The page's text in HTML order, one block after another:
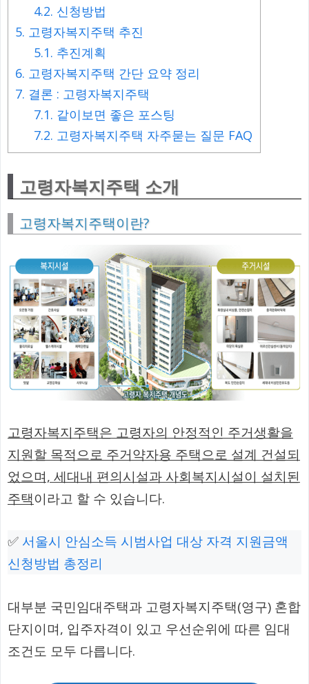
4.2. 신청방법
5. 고령자복지주택 추진
5.1. 추진계획
6. 고령자복지주택 간단 요약 정리
7. 결론 : 고령자복지주택
7.1. 같이보면 좋은 포스팅
7.2. 고령자복지주택 자주묻는 질문 FAQ
고령자복지주택 소개
고령자복지주택이란?
고령자복지주택은 고령자의 안정적인 주거생활을
지원할 목적으로 주거약자용 주택으로 설계 건설되
었으며, 세대내 편의시설과 사회복지시설이 설치된
주택이라고 할 수 있습니다.
✅ 서울시 안심소득 시범사업 대상 자격 지원금액
신청방법 총정리
대부분 국민임대주택과 고령자복지주택(영구) 혼합
단지이며, 입주자격이 있고 우선순위에 따른 임대
조건도 모두 다릅니다.